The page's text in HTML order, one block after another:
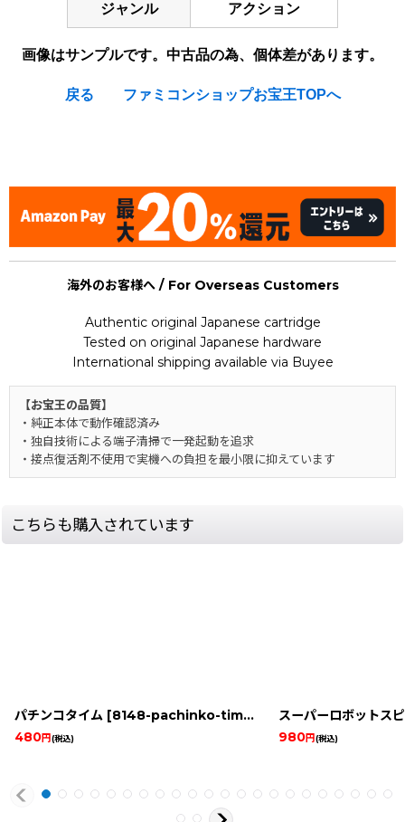
ジャンル アクション
画像はサンプルです。中古品の為、個体差があります。
戻る ファミコンショップお宝王TOPへ
海外のお客様へ / For Overseas Customers
Authentic original Japanese cartridge
Tested on original Japanese hardware
International shipping available via Buyee
【お宝王の品質】
・純正本体で動作確認済み
・独自技術による端子清掃で一発起動を追求
・接点復活剤不使用で実機への負担を最小限に抑えています
こちらも購入されています
パチンコタイム [8148-pachinko-time-game-boy ]
480円(税込)
スーパーロボットス
980円(税込)